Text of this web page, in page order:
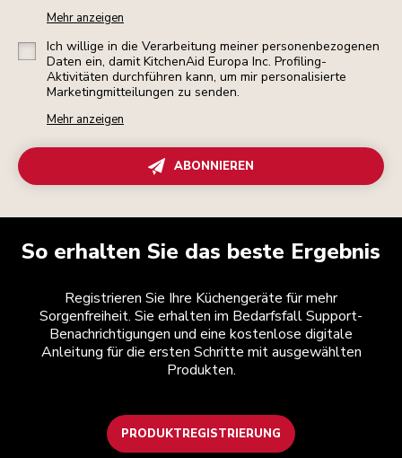
Mehr anzeigen
Ich willige in die Verarbeitung meiner personenbezogenen
Daten ein, damit KitchenAid Europa Inc. Profiling-
Aktivitäten durchführen kann, um mir personalisierte
Marketingmitteilungen zu senden.
Mehr anzeigen
ABONNIEREN
So erhalten Sie das beste Ergebnis
Registrieren Sie Ihre Küchengeräte für mehr
Sorgenfreiheit. Sie erhalten im Bedarfsfall Support-
Benachrichtigungen und eine kostenlose digitale
Anleitung für die ersten Schritte mit ausgewählten
Produkten.
PRODUKTREGISTRIERUNG